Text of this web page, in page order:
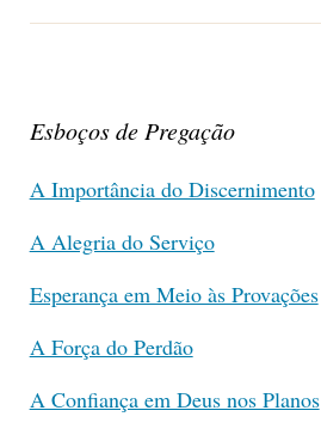
Esboços de Pregação
A Importância do Discernimento
A Alegria do Serviço
Esperança em Meio às Provações
A Força do Perdão
A Confiança em Deus nos Planos